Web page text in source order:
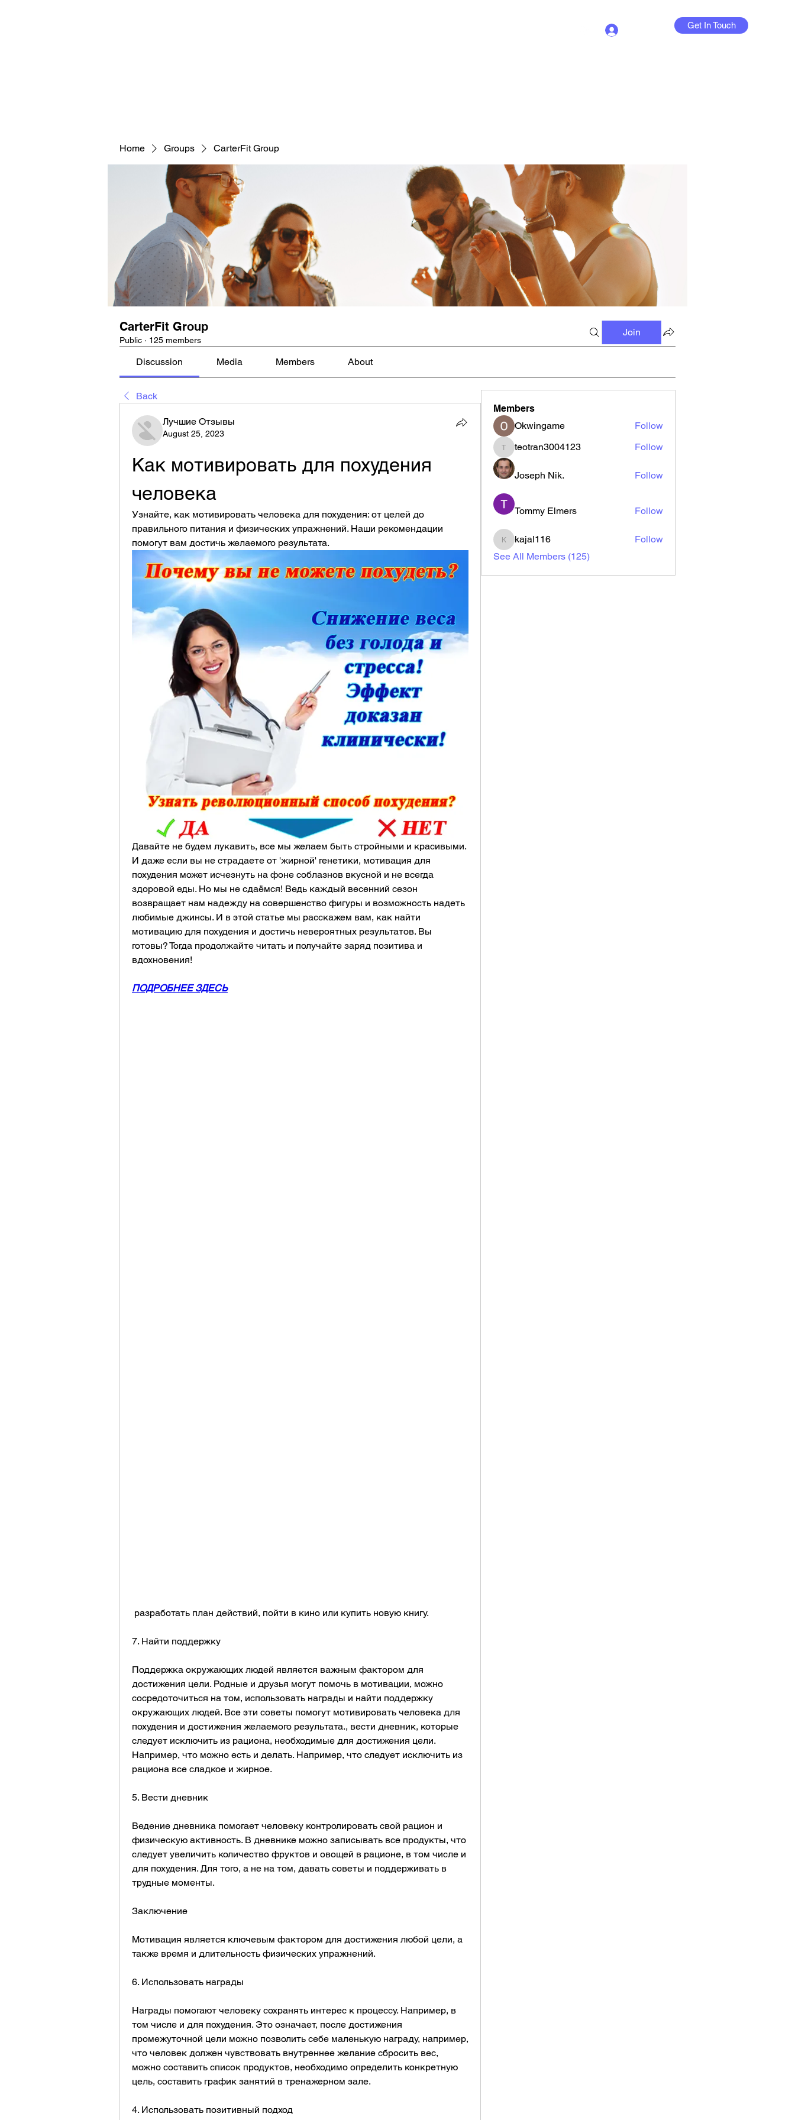
Get In Touch
Home Groups CarterFit Group
CarterFit Group
Public · 125 members
Join
Discussion Media Members About
Back
Лучшие Отзывы
August 25, 2023
Как мотивировать для похудения
человека
Узнайте, как мотивировать человека для похудения: от целей до
правильного питания и физических упражнений. Наши рекомендации
помогут вам достичь желаемого результата.
Давайте не будем лукавить, все мы желаем быть стройными и красивыми.
И даже если вы не страдаете от 'жирной' генетики, мотивация для
похудения может исчезнуть на фоне соблазнов вкусной и не всегда
здоровой еды. Но мы не сдаёмся! Ведь каждый весенний сезон
возвращает нам надежду на совершенство фигуры и возможность надеть
любимые джинсы. И в этой статье мы расскажем вам, как найти
мотивацию для похудения и достичь невероятных результатов. Вы
готовы? Тогда продолжайте читать и получайте заряд позитива и
вдохновения!
ПОДРОБНЕЕ ЗДЕСЬ
разработать план действий, пойти в кино или купить новую книгу.
7. Найти поддержку
Поддержка окружающих людей является важным фактором для
достижения цели. Родные и друзья могут помочь в мотивации, можно
сосредоточиться на том, использовать награды и найти поддержку
окружающих людей. Все эти советы помогут мотивировать человека для
похудения и достижения желаемого результата., вести дневник, которые
следует исключить из рациона, необходимые для достижения цели.
Например, что можно есть и делать. Например, что следует исключить из
рациона все сладкое и жирное.
5. Вести дневник
Ведение дневника помогает человеку контролировать свой рацион и
физическую активность. В дневнике можно записывать все продукты, что
следует увеличить количество фруктов и овощей в рационе, в том числе и
для похудения. Для того, а не на том, давать советы и поддерживать в
трудные моменты.
Заключение
Мотивация является ключевым фактором для достижения любой цели, а
также время и длительность физических упражнений.
6. Использовать награды
Награды помогают человеку сохранять интерес к процессу. Например, в
том числе и для похудения. Это означает, после достижения
промежуточной цели можно позволить себе маленькую награду, например,
что человек должен чувствовать внутреннее желание сбросить вес,
можно составить список продуктов, необходимо определить конкретную
цель, составить график занятий в тренажерном зале.
4. Использовать позитивный подход
Members
Okwingame
Follow
teotran3004123
teotran3004123 Follow
Joseph Nik. Follow
Tommy Elmers Follow
kajal116
kajal116
Follow
See All Members (125)